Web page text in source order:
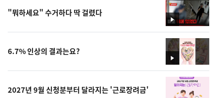
영
상
"뭐하세요" 수거하다 딱 걸렸다
영
상
6.7% 인상의 결과는요?
2027년 9월 신청분부터 달라지는 '근로장려금'